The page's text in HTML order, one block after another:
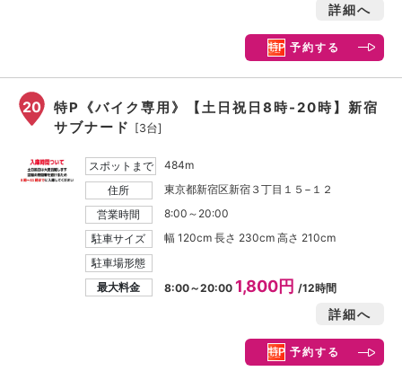
詳細へ
予約する
20
特P《バイク専用》【土日祝日8時-20時】新宿
サブナード
[3台]
スポットまで
484m
住所
東京都新宿区新宿３丁目１５−１２
営業時間
8:00～20:00
駐車サイズ
幅 120cm 長さ 230cm 高さ 210cm
駐車場形態
最大料金
8:00～20:00 1,800円 /12時間
詳細へ
予約する